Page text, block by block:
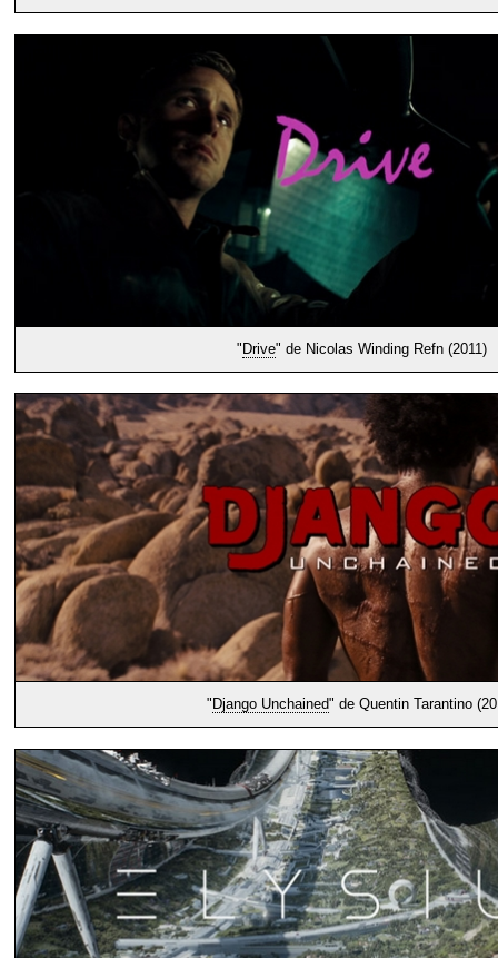
" Drive" de Nicolas Winding Refn (2011)
" Django Unchained" de Quentin Tarantino